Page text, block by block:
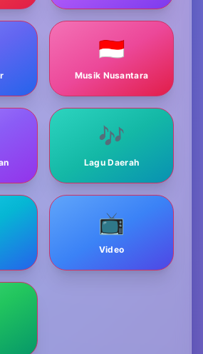
🇮🇩
Musik Nusantara
🎶
Lagu Daerah
📺
Video